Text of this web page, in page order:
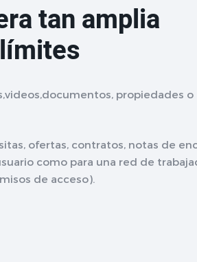
tan amplia
propiedades o
ofertas, contratos, notas de
como para una red de
de acceso).